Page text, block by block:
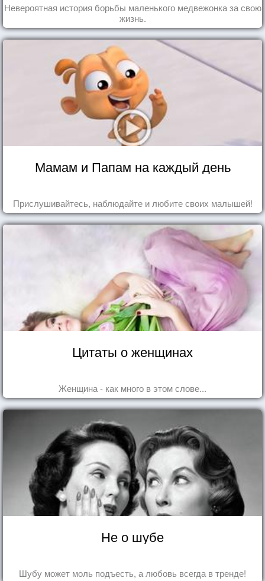
Невероятная история борьбы маленького медвежонка за свою
жизнь.
Мамам и Папам на каждый день
Прислушивайтесь, наблюдайте и любите своих малышей!
Цитаты о женщинах
Женщина - как много в этом слове...
Не о шубе
Шубу может моль подъесть, а любовь всегда в тренде!